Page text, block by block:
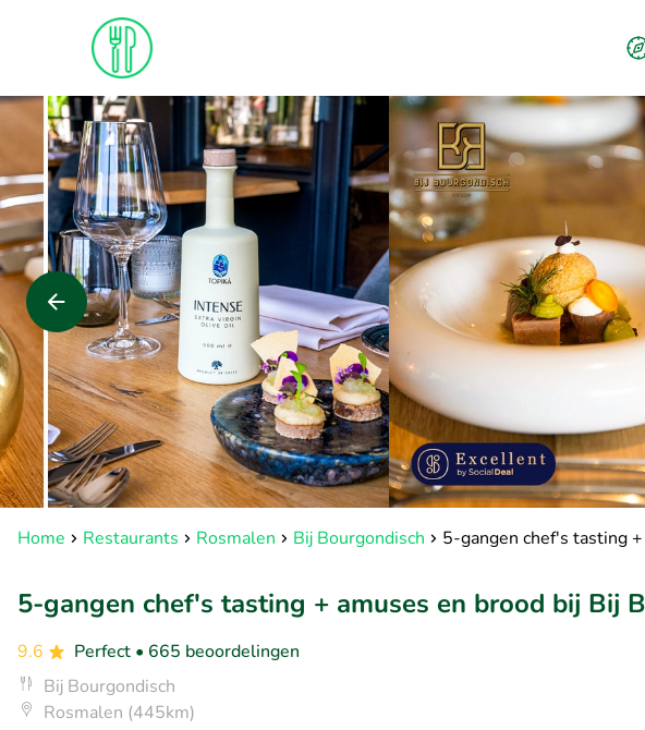
Home Restaurants Rosmalen Bij Bourgondisch 5-gangen chef's tasting
5-gangen chef's tasting + amuses en brood bij Bij
9.6 Perfect • 665 beoordelingen
Bij Bourgondisch
Rosmalen (445km)